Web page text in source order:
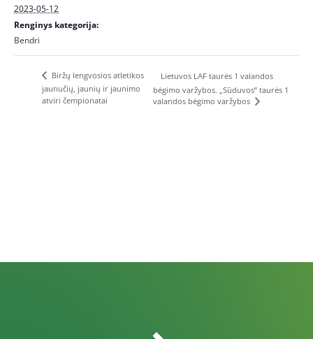
2023-05-12
Renginys kategorija:
Bendri
Biržų lengvosios atletikos
jaunučių, jaunių ir jaunimo
atviri čempionatai
Lietuvos LAF taurės 1 valandos
bėgimo varžybos. „Sūduvos” taurės 1
valandos bėgimo varžybos